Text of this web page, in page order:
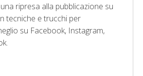
ripresa alla pubblicazione su
tecniche e trucchi per
su Facebook, Instagram,